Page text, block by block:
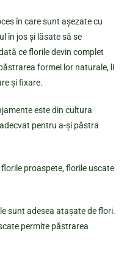
în care sunt așezate cu
în jos și lăsate să se
ce florile devin complet
formei lor naturale, li
și fixare.
este din cultura
pentru a-și păstra
proaspete, florile uscate
sunt adesea atașate de flori.
permite păstrarea